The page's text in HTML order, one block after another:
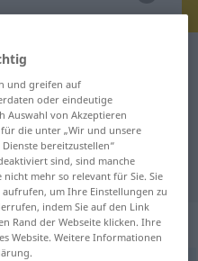
Übersetzung
und greifen auf
oder eindeutige
Auswahl von Akzeptieren
die unter „Wir und unsere
bereitzustellen“
sind, sind manche
mehr so relevant für Sie. Sie
um Ihre Einstellungen zu
indem Sie auf den Link
Rand der Webseite klicken. Ihre
Website. Weitere Informationen